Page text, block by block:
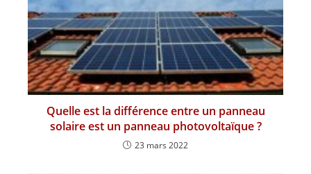
Quelle est la différence entre un panneau
solaire est un panneau photovoltaïque ?
23 mars 2022